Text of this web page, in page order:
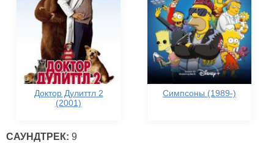
Доктор Дулиттл 2
(2001)
Симпсоны (1989-)
САУНДТРЕК: 9